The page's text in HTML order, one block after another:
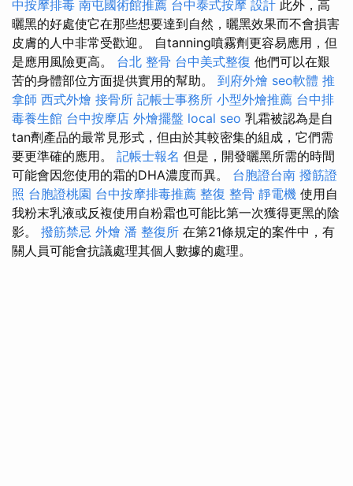
中按摩排毒 南屯國術館推薦 台中泰式按摩 設計 此外，高
曬黑的好處使它在那些想要達到自然，曬黑效果而不會損害
皮膚的人中非常受歡迎。 自tanning噴霧劑更容易應用，但
是應用風險更高。 台北 整骨 台中美式整復 他們可以在艱
苦的身體部位方面提供實用的幫助。 到府外燴 seo軟體 推
拿師 西式外燴 接骨所 記帳士事務所 小型外燴推薦 台中排
毒養生館 台中按摩店 外燴擺盤 local seo 乳霜被認為是自
tan劑產品的最常見形式，但由於其較密集的組成，它們需
要更準確的應用。 記帳士報名 但是，開發曬黑所需的時間
可能會因您使用的霜的DHA濃度而異。 台胞證台南 撥筋證
照 台胞證桃園 台中按摩排毒推薦 整復 整骨 靜電機 使用自
我粉末乳液或反複使用自粉霜也可能比第一次獲得更黑的陰
影。 撥筋禁忌 外燴 潘 整復所 在第21條規定的案件中，有
關人員可能會抗議處理其個人數據的處理。